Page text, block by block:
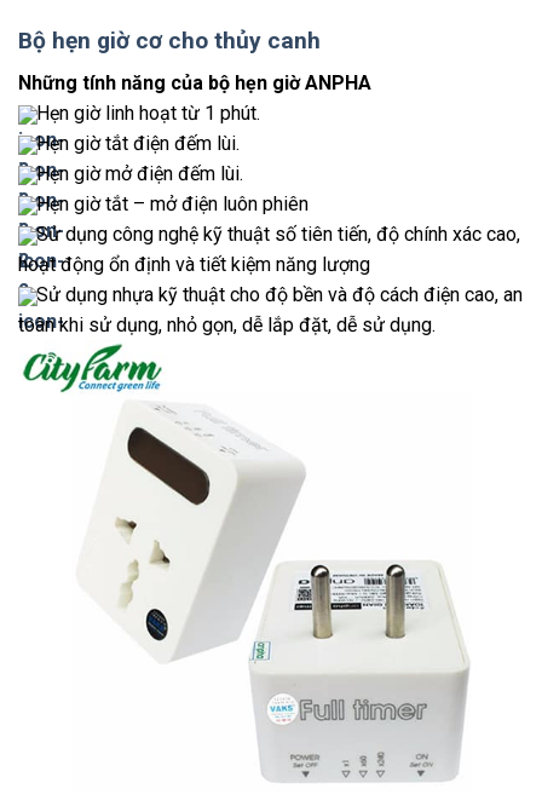
Bộ hẹn giờ cơ cho thủy canh
Những tính năng của bộ hẹn giờ ANPHA
Hẹn giờ linh hoạt từ 1 phút.
Hẹn giờ tắt điện đếm lùi.
Hẹn giờ mở điện đếm lùi.
Hẹn giờ tắt – mở điện luôn phiên
Sử dụng công nghệ kỹ thuật số tiên tiến, độ chính xác cao,
hoạt động ổn định và tiết kiệm năng lượng
Sử dụng nhựa kỹ thuật cho độ bền và độ cách điện cao, an
toàn khi sử dụng, nhỏ gọn, dễ lắp đặt, dễ sử dụng.